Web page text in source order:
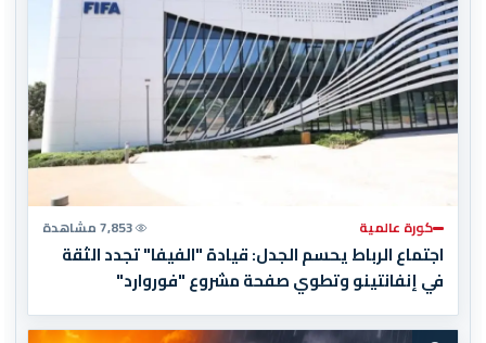
كورة عالمية 7,853 مشاهدة
اجتماع الرباط يحسم الجدل: قيادة "الفيفا" تجدد الثقة
في إنفانتينو وتطوي صفحة مشروع "فوروارد"